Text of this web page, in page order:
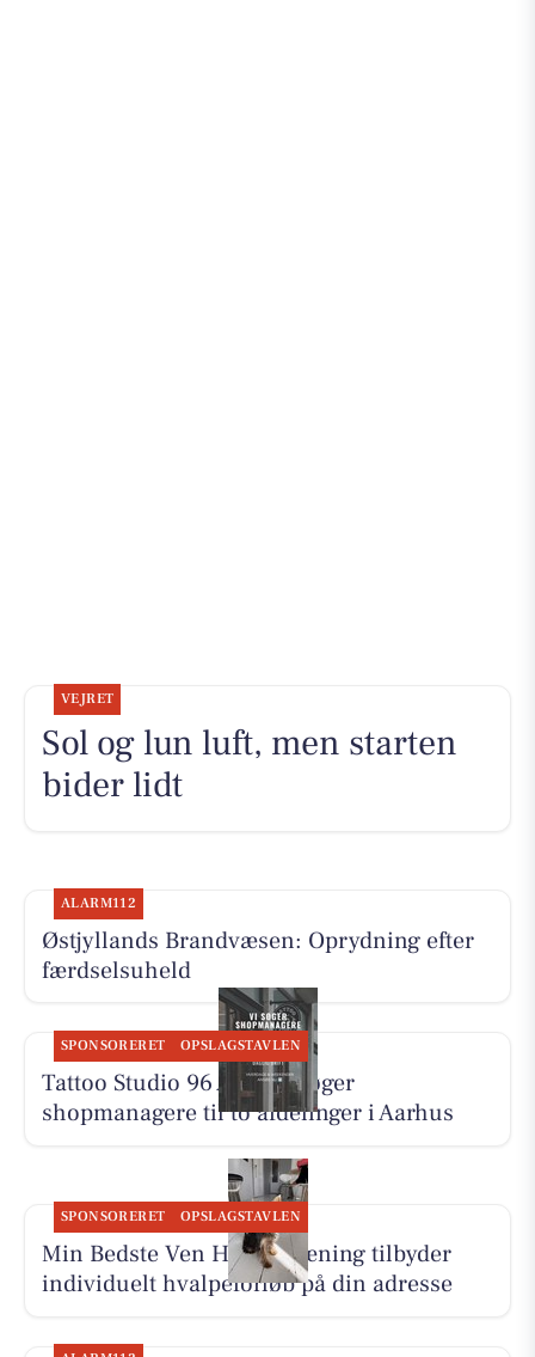
VEJRET
Sol og lun luft, men starten
bider lidt
ALARM112
Østjyllands Brandvæsen: Oprydning efter
færdselsuheld
SPONSORERET OPSLAGSTAVLEN
Tattoo Studio 96 Aarhus søger
shopmanagere til to afdelinger i Aarhus
SPONSORERET OPSLAGSTAVLEN
Min Bedste Ven Hundetræning tilbyder
individuelt hvalpeforløb på din adresse